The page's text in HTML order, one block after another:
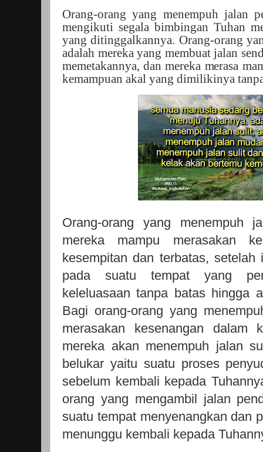
Orang-orang yang menempuh jalan
mengikuti segala bimbingan Tuhan
yang ditinggalkannya. Orang-orang
adalah mereka yang membuat jalan
memetakannya, dan mereka merasa
kemampuan akal yang dimilikinya
Orang-orang yang menempuh
mereka mampu merasakan
kesempitan dan terbatas,
pada suatu tempat yang
keleluasaan tanpa batas hingga
Bagi orang-orang yang
merasakan kesenangan dalam
mereka akan menempuh jalan
belukar yaitu suatu proses
sebelum kembali kepada
orang yang mengambil jalan
suatu tempat menyenangkan dan
menunggu kembali kepada